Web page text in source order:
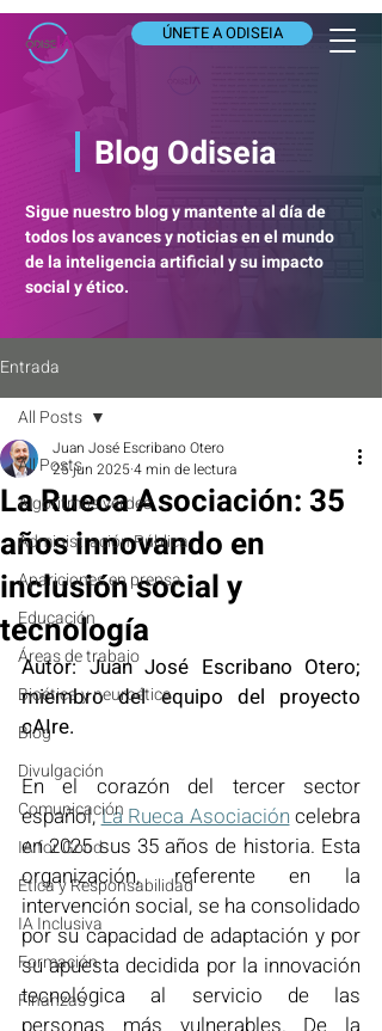
ÚNETE A ODISEIA
Blog Odiseia
Sigue nuestro blog y mantente al día de
todos los avances y noticias en el mundo
de la inteligencia artificial y su impacto
social y ético.
Entrada
All Posts
Algoritmos verdes
Administración Pública
Apariciones en prensa
Educación
Áreas de trabajo
Bioética y neuroética
Blog
Divulgación
Comunicación
IA for Good
Ética y Responsabilidad
IA Inclusiva
Formación
Finanzas
All Posts
La Rueca Asociación: 35
años innovando en
inclusión social y
tecnología
Juan José Escribano Otero
25 jun 20254 min de lectura
Autor: Juan José Escribano Otero;
miembro del equipo del proyecto
cAIre.
En el corazón del tercer sector
español, La Rueca Asociación celebra
en 2025 sus 35 años de historia. Esta
organización, referente en la
intervención social, se ha consolidado
por su capacidad de adaptación y por
su apuesta decidida por la innovación
tecnológica al servicio de las